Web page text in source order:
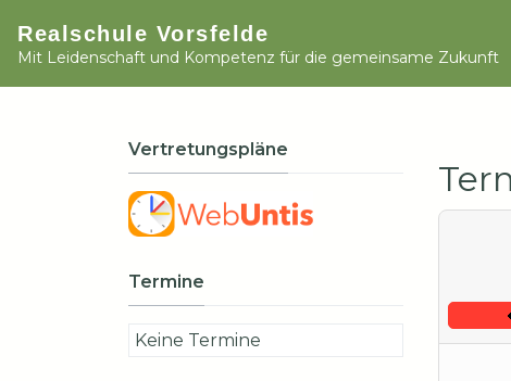
Realschule Vorsfelde
Mit Leidenschaft und Kompetenz für die gemeinsame Zukunft
Vertretungspläne
Termine
Keine Termine